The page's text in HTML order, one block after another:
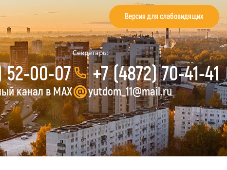
52-00-07
канал в MAX
Секретарь:
+7 (4872) 70-41-41
yutdom_11@mail.ru
Версия для слабовидящих